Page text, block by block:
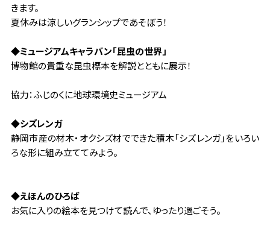
きます。
夏休みは涼しいグランシップであそぼう！
◆ミュージアムキャラバン「昆虫の世界」
博物館の貴重な昆虫標本を解説とともに展示！
協力：ふじのくに地球環境史ミュージアム
◆シズレンガ
静岡市産の材木・オクシズ材でできた積木「シズレンガ」をいろい
ろな形に組み立ててみよう。
◆えほんのひろば
お気に入りの絵本を見つけて読んで、ゆったり過ごそう。